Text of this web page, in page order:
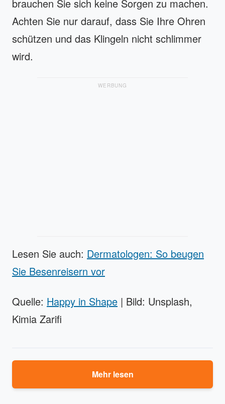
brauchen Sie sich keine Sorgen zu machen.
Achten Sie nur darauf, dass Sie Ihre Ohren
schützen und das Klingeln nicht schlimmer
wird.
WERBUNG
Lesen Sie auch: Dermatologen: So beugen
Sie Besenreisern vor
Quelle: Happy in Shape | Bild: Unsplash,
Kimia Zarifi
Mehr lesen